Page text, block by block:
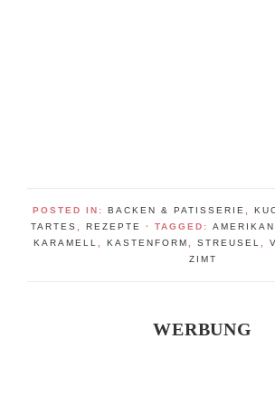
POSTED IN: BACKEN & PATISSERIE
TARTES
REZEPTE · TAGGED:
KARAMELL
KASTENFORM STREUSEL
ZIMT
WERBUNG